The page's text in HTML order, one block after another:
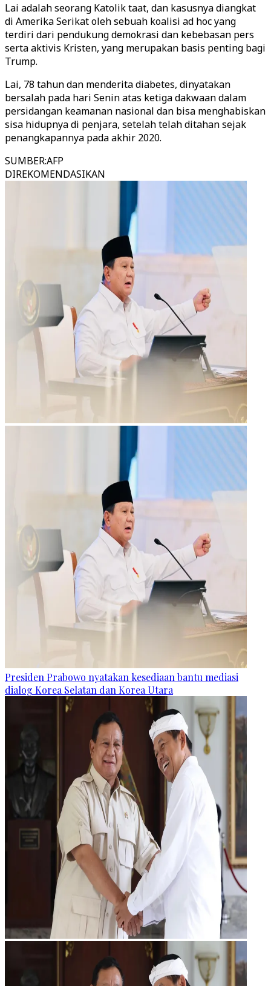
Lai adalah seorang Katolik taat, dan kasusnya diangkat
di Amerika Serikat oleh sebuah koalisi ad hoc yang
terdiri dari pendukung demokrasi dan kebebasan pers
serta aktivis Kristen, yang merupakan basis penting bagi
Trump.
Lai, 78 tahun dan menderita diabetes, dinyatakan
bersalah pada hari Senin atas ketiga dakwaan dalam
persidangan keamanan nasional dan bisa menghabiskan
sisa hidupnya di penjara, setelah telah ditahan sejak
penangkapannya pada akhir 2020.
SUMBER:AFP
DIREKOMENDASIKAN
Presiden Prabowo nyatakan kesediaan bantu mediasi
dialog Korea Selatan dan Korea Utara